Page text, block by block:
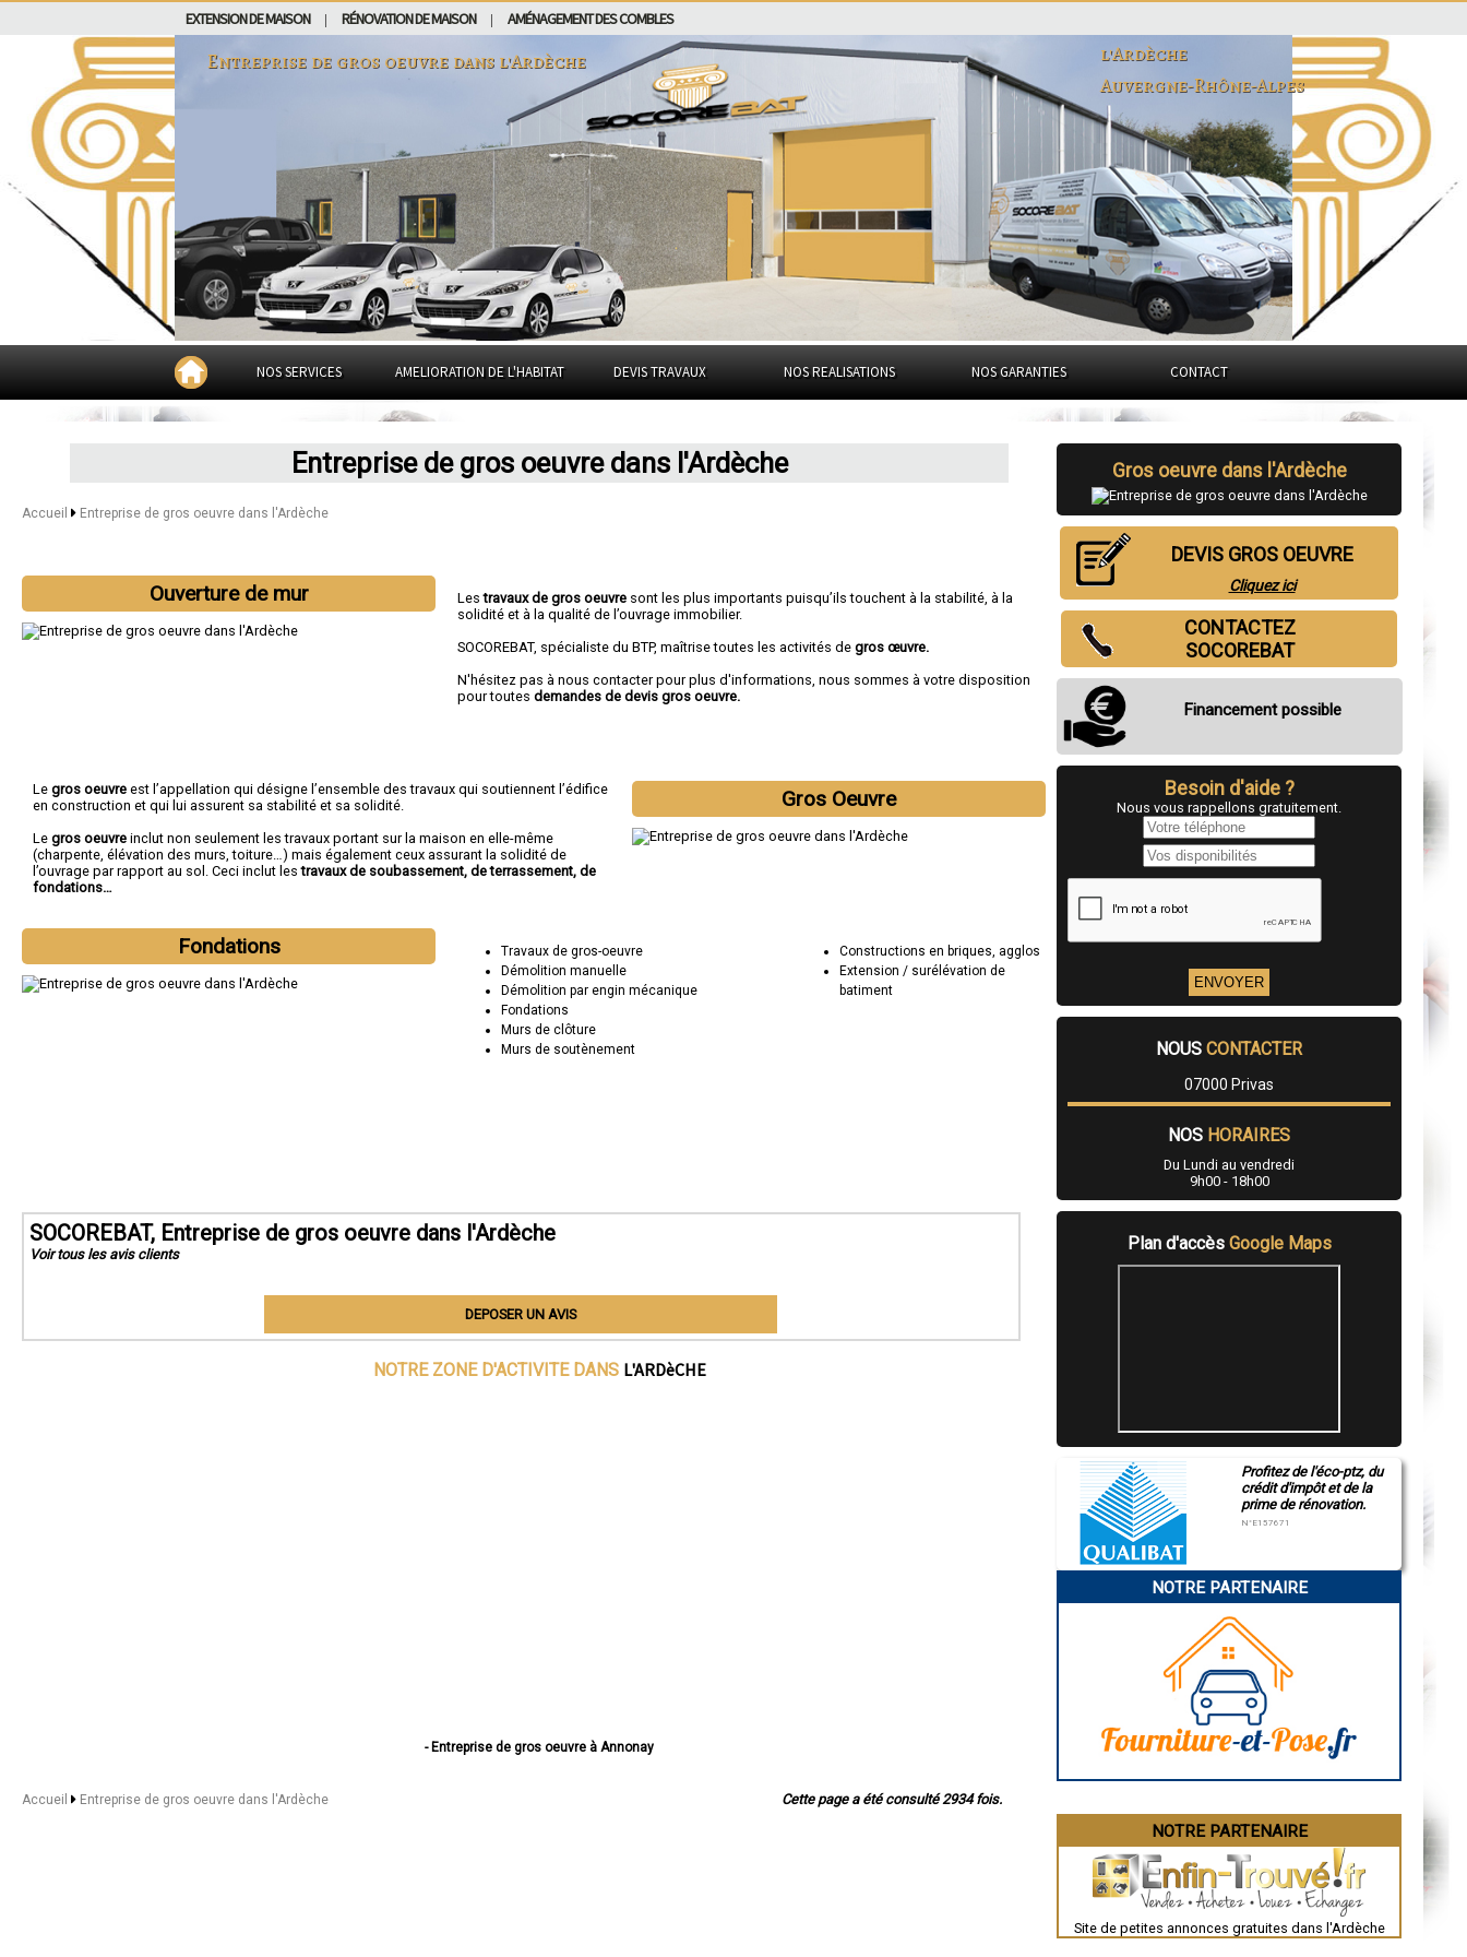
EXTENSION DE MAISON RÉNOVATION DE MAISON AMÉNAGEMENT DES COMBLES
Entreprise de gros oeuvre dans l'Ardèche
l'Ardèche
Auvergne-Rhône-Alpes
NOS SERVICES AMELIORATION DE L'HABITAT DEVIS TRAVAUX NOS REALISATIONS NOS GARANTIES CONTACT
Entreprise de gros oeuvre dans l'Ardèche
Accueil Entreprise de gros oeuvre dans l'Ardèche
Ouverture de mur Lestravaux de gros oeuvre sont les plus importants puisqu’ils touchent à la stabilité, à la
solidité et à la qualité de l’ouvrage immobilier.
SOCOREBAT, spécialiste du BTP, maîtrise toutes les activités degros œuvre.
N'hésitez pas à nous contacter pour plus d'informations, nous sommes à votre disposition
pour toutesdemandes de devis gros oeuvre.
Gros Oeuvre
Le gros oeuvre est l’appellation qui désigne l’ensemble des travaux qui soutiennent l’édifice
en construction et qui lui assurent sa stabilité et sa solidité.
Le gros oeuvre inclut non seulement les travaux portant sur la maison en elle-même
(charpente, élévation des murs, toiture…) mais également ceux assurant la solidité de
l’ouvrage par rapport au sol. Ceci inclut lestravaux de soubassement, de terrassement, de
fondations…
Fondations
Travaux de gros-oeuvre
Démolition manuelle
Démolition par engin mécanique
Fondations
Murs de clôture
Murs de soutènement
Constructions en briques, agglos
Extension / surélévation de
batiment
SOCOREBAT, Entreprise de gros oeuvre dans l'Ardèche
Voir tous les avis clients
DEPOSER UN AVIS
NOTRE ZONE D'ACTIVITE DANS L'ARDèCHE
- Entreprise de gros oeuvre à Annonay
Cette page a été consulté 2934 fois.
Accueil Entreprise de gros oeuvre dans l'Ardèche
Gros oeuvre dans l'Ardèche
DEVIS GROS OEUVRE
Cliquez ici
CONTACTEZ
SOCOREBAT
Financement possible
Besoin d'aide ?
Nous vous rappellons gratuitement.
NOUS CONTACTER
07000 Privas
NOS HORAIRES
Du Lundi au vendredi
9h00 - 18h00
Plan d'accès Google Maps
Profitez de l'éco-ptz, du
crédit d'impôt et de la
prime de rénovation.
N°E157671
NOTRE PARTENAIRE
NOTRE PARTENAIRE
Site de petites annonces gratuites dans l'Ardèche